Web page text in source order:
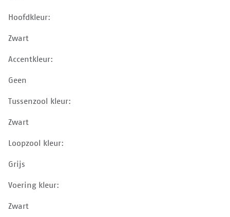
Hoofdkleur:
Zwart
Accentkleur:
Geen
Tussenzool kleur:
Zwart
Loopzool kleur:
Grijs
Voering kleur:
Zwart